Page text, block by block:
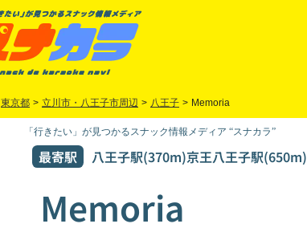
東京都 > 立川市・八王子市周辺 > 八王子 > Memoria
「行きたい」が見つかるスナック情報メディア “スナカラ”
最寄駅 八王子駅(370m)京王八王子駅(650m)
Memoria